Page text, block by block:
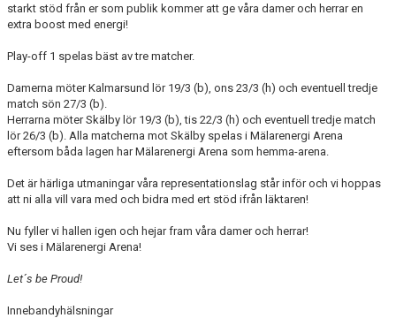
TRUPPEN HERR
PLAY INNEBANDY
starkt stöd från er som publik kommer att ge våra damer och herrar en
extra boost med energi!
Play-off 1 spelas bäst av tre matcher.
Damerna möter Kalmarsund lör 19/3 (b), ons 23/3 (h) och eventuell tredje
match sön 27/3 (b).
Herrarna möter Skälby lör 19/3 (b), tis 22/3 (h) och eventuell tredje match
lör 26/3 (b). Alla matcherna mot Skälby spelas i Mälarenergi Arena
eftersom båda lagen har Mälarenergi Arena som hemma-arena.
Det är härliga utmaningar våra representationslag står inför och vi hoppas
att ni alla vill vara med och bidra med ert stöd ifrån läktaren!
Nu fyller vi hallen igen och hejar fram våra damer och herrar!
Vi ses i Mälarenergi Arena!
Let´s be Proud!
Innebandyhälsningar